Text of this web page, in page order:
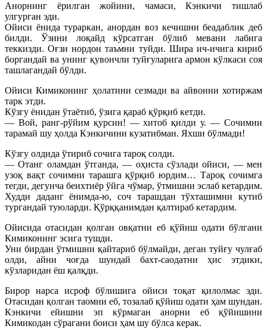
Анорнинг ёрилган жойини, чамаси, Кэнкичи тишлаб
улгурган эди.
Ойиси ёнида тураркан, анордан воз кечишни беадаблик деб
билди. Ўзини лоқайд кўрсатган бўлиб мевани лабига
теккизди. Оғзи нордон таъмни туйди. Шира ич-ичига кириб
боргандай ва унинг қувончли туйғуларига армон кўлкаси соя
ташлагандай бўлди.
Ойиси Кимиконинг ҳолатини сезмади ва айвонни хотиржам
тарк этди.
Кўзгу ёнидан ўтаётиб, ўзига қараб қўрқиб кетди.
— Вой, ранг-рўйим қурсин! — хитоб қилди у. — Сочимни
тарамай шу ҳолда Кэнкичини кузатибман. Яхши бўлмади!
Кўзгу олдида ўтириб сочига тароқ солди.
— Отанг оламдан ўтганда, — оҳиста сўзлади ойиси, — мен
узоқ вақт сочимни тарашга қўрқиб юрдим… Тароқ сочимга
тегди, дегунча беихтиёр ўйга чўмар, ўтмишни эслаб кетардим.
Худди даданг ёнимда-ю, соч тарашдан тўхташимни кутиб
тургандай туюларди. Қўрққанимдан қалтираб кетардим.
Ойисида отасидан қолган овқатни еб қўйиш одати бўлгани
Кимиконинг эсига тушди.
Уни бирдан ўтмишни қайтариб бўлмайди, деган туйғу чулғаб
олди, айни чоғда шундай бахт-саодатни ҳис этдики,
кўзларидан ёш қалқди.
Бирор нарса исроф бўлишига ойиси тоқат қилолмас эди.
Отасидан қолган таомни еб, тозалаб қўйиш одати ҳам шундан.
Кэнкичи ейишни эп кўрмаган анорни еб қўйишини
Кимикодан сўрагани боиси ҳам шу бўлса керак.